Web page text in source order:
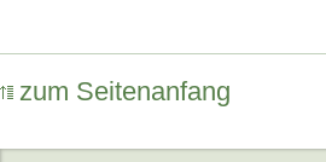
zum Seitenanfang